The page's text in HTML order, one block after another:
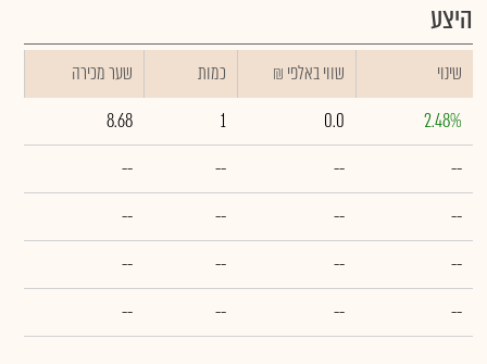
היצע
שינוי ₪ שווי באלפי כמות
שער מכירה
2.48%
0.0
1
8.68
--
--
--
--
--
--
--
--
--
--
--
--
--
--
--
--